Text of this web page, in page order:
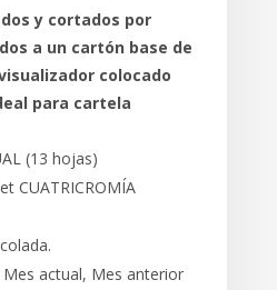
y cortados por
a un cartón base de
colocado
para cartela
(13 hojas)
CUATRICROMÍA
actual, Mes anterior